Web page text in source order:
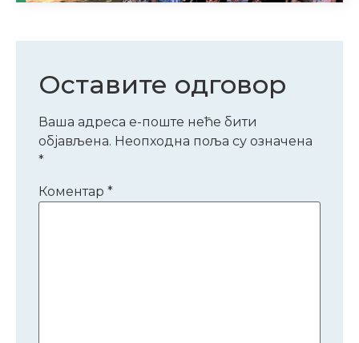
Оставите одговор
Ваша адреса е-поште неће бити
објављена. Неопходна поља су означена
*
Коментар *